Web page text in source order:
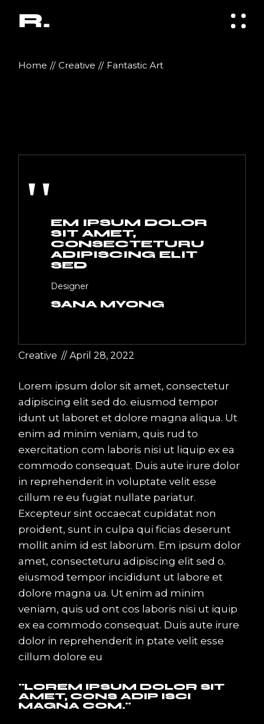
Home Creative Fantastic Art
''EM IPSUM DOLOR
SIT AMET,
CONSECTETURU
ADIPISCING ELIT
SED
Designer
SANA MYONG
Creative April 28, 2022
Lorem ipsum dolor sit amet, consectetur
adipiscing elit sed do. eiusmod tempor
idunt ut laboret et dolore magna aliqua. Ut
enim ad minim veniam, quis rud to
exercitation com laboris nisi ut liquip ex ea
commodo consequat. Duis aute irure dolor
in reprehenderit in voluptate velit esse
cillum re eu fugiat nullate pariatur.
Excepteur sint occaecat cupidatat non
proident, sunt in culpa qui ficias deserunt
mollit anim id est laborum. Em ipsum dolor
amet, consecteturu adipiscing elit sed o.
eiusmod tempor incididunt ut labore et
dolore magna ua. Ut enim ad minim
veniam, quis ud ont cos laboris nisi ut iquip
ex ea commodo consequat. Duis aute irure
dolor in reprehenderit in ptate velit esse
cillum dolore eu
LOREM IPSUM DOLOR SIT
AMET, CONS ADIP ISCI
MAGNA COM.